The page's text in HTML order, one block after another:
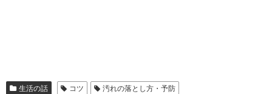
生活の話 コツ 汚れの落とし方・予防